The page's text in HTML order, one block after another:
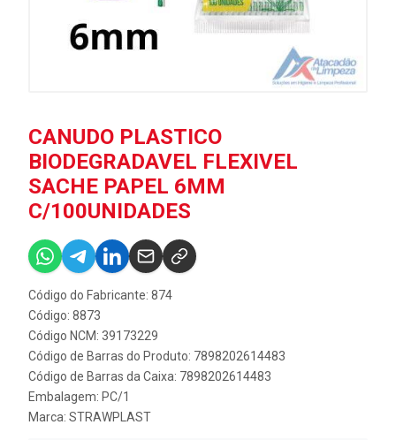
CANUDO PLASTICO
BIODEGRADAVEL FLEXIVEL
SACHE PAPEL 6MM
C/100UNIDADES
Código do Fabricante: 874
Código: 8873
Código NCM: 39173229
Código de Barras do Produto: 7898202614483
Código de Barras da Caixa: 7898202614483
Embalagem: PC/1
Marca: STRAWPLAST